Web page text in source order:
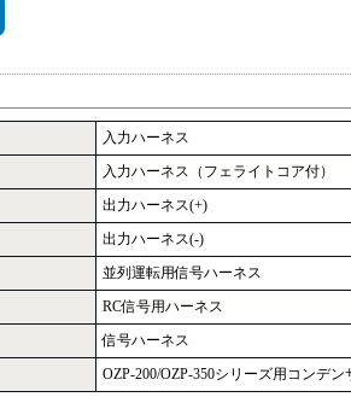
入力ハーネス
入力ハーネス（フェライトコア付）
出力ハーネス(+)
出力ハーネス(-)
並列運転用信号ハーネス
RC信号用ハーネス
信号ハーネス
OZP-200/OZP-350シリーズ用コンデ